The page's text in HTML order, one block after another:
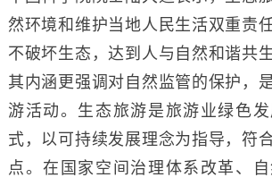
然环境和维护当地人民生活双重责
不破坏生态，达到人与自然和谐共
其内涵更强调对自然监管的保护，
游活动。生态旅游是旅游业绿色
式，以可持续发展理念为指导，符
点。在国家空间治理体系改革、